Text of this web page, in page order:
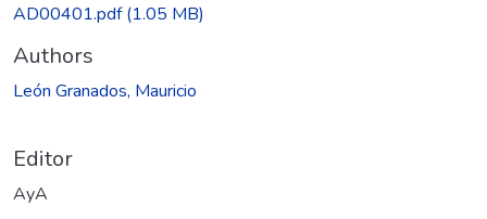
AD00401.pdf(1.05 MB)
Authors
León Granados, Mauricio
Editor
AyA